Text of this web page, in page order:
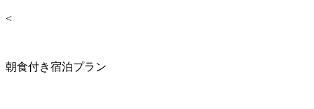
<
朝食付き宿泊プラン